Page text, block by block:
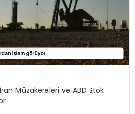
Müzakereleri ve ABD Stok